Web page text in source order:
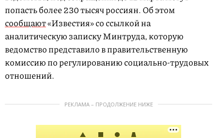
попасть более 230 тысяч россиян. Об этом
сообщают«Известия» со ссылкой на
аналитическую записку Минтруда, которую
ведомство представило в правительственную
комиссию по регулированию социально-трудовых
отношений.
РЕКЛАМА – ПРОДОЛЖЕНИЕ НИЖЕ